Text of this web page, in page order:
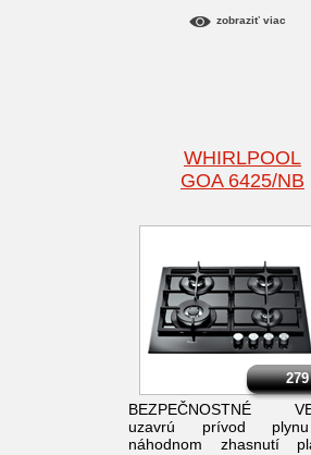
zobraziť viac
WHIRLPOOL
GOA 6425/NB
BEZPEČNOSTNÉ
uzavrú prívod
náhodnom zhasnutí
279